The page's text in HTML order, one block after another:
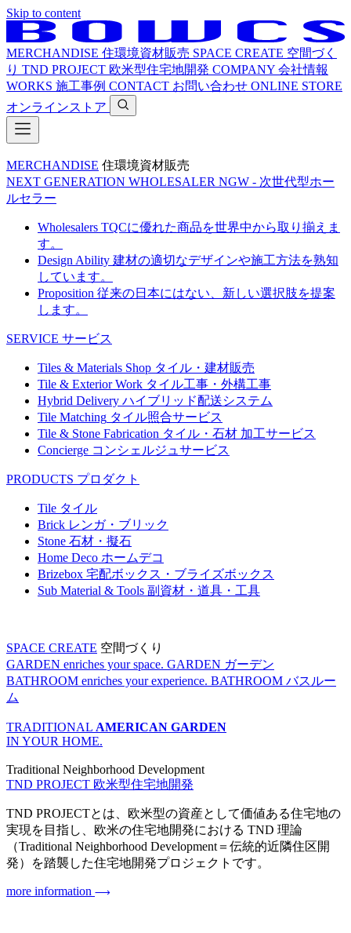
Skip to content
MERCHANDISE 住環境資材販売 SPACE CREATE 空間づく
り TND PROJECT 欧米型住宅地開発 COMPANY 会社情報
WORKS 施工事例 CONTACT お問い合わせ ONLINE STORE
オンラインストア
MERCHANDISE 住環境資材販売
NEXT GENERATION WHOLESALER NGW - 次世代型ホー
ルセラー
Wholesalers TQCに優れた商品を世界中から取り揃えま
す。
Design Ability 建材の適切なデザインや施工方法を熟知
しています。
Proposition 従来の日本にはない、新しい選択肢を提案
します。
SERVICE サービス
Tiles & Materials Shop タイル・建材販売
Tile & Exterior Work タイル工事・外構工事
Hybrid Delivery ハイブリッド配送システム
Tile Matching タイル照合サービス
Tile & Stone Fabrication タイル・石材 加工サービス
Concierge コンシェルジュサービス
PRODUCTS プロダクト
Tile タイル
Brick レンガ・ブリック
Stone 石材・擬石
Home Deco ホームデコ
Brizebox 宅配ボックス・ブライズボックス
Sub Material & Tools 副資材・道具・工具
SPACE CREATE 空間づくり
GARDEN enriches your space. GARDEN ガーデン
BATHROOM enriches your experience. BATHROOM バスルー
ム
TRADITIONAL AMERICAN GARDEN
IN YOUR HOME.
Traditional Neighborhood Development
TND PROJECT 欧米型住宅地開発
TND PROJECTとは、欧米型の資産として価値ある住宅地の
実現を目指し、欧米の住宅地開発における TND 理論
（Traditional Neighborhood Development＝伝統的近隣住区開
発）を踏襲した住宅地開発プロジェクトです。
more information